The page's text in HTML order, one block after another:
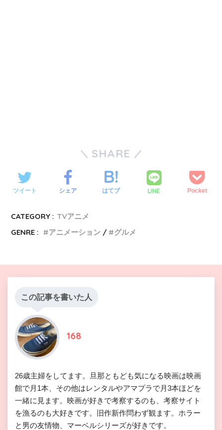
SHARE
ツイート シェア はてブ LINE Pocket
CATEGORY : TVアニメ
GENRE :
アニメーション グルメ
この記事を書いた人
168
26歳主婦をしてます。旦那ともども気になる映画は映画
館で月1本、その他はレンタルやアマプラで月3本ほどを
一緒に見ます。映画が好きで考察するのも、考察サイト
を漁るのも大好きです。旧作新作問わず観ます。ホラー
と男の友情物、マーベルシリーズが好きです。